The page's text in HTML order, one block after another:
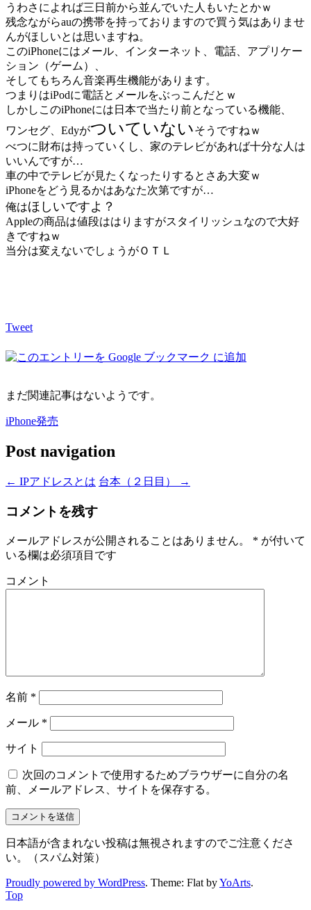
うわさによれば三日前から並んでいた人もいたとかｗ
残念ながらauの携帯を持っておりますので買う気はありませ
んがほしいとは思いますね。
このiPhoneにはメール、インターネット、電話、アプリケー
ション（ゲーム）、
そしてもちろん音楽再生機能があります。
つまりはiPodに電話とメールをぶっこんだとｗ
しかしこのiPhoneには日本で当たり前となっている機能、
ワンセグ、Edyがついていないそうですねｗ
べつに財布は持っていくし、家のテレビがあれば十分な人は
いいんですが…
車の中でテレビが見たくなったりするとさあ大変ｗ
iPhoneをどう見るかはあなた次第ですが…
俺はほしいですよ？
Appleの商品は値段ははりますがスタイリッシュなので大好
きですねｗ
当分は変えないでしょうがＯＴＬ
Tweet
まだ関連記事はないようです。
iPhone発売
Post navigation
← IPアドレスとは 台本（２日目） →
コメントを残す
メールアドレスが公開されることはありません。 * が付いて
いる欄は必須項目です
コメント
名前 *
メール *
サイト
次回のコメントで使用するためブラウザーに自分の名
前、メールアドレス、サイトを保存する。
日本語が含まれない投稿は無視されますのでご注意くださ
い。（スパム対策）
Proudly powered by WordPress. Theme: Flat byYoArts.
Top